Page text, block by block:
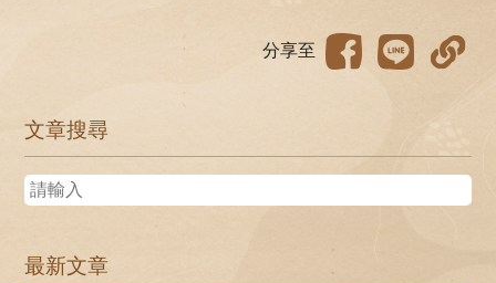
分享至
文章搜尋
最新文章